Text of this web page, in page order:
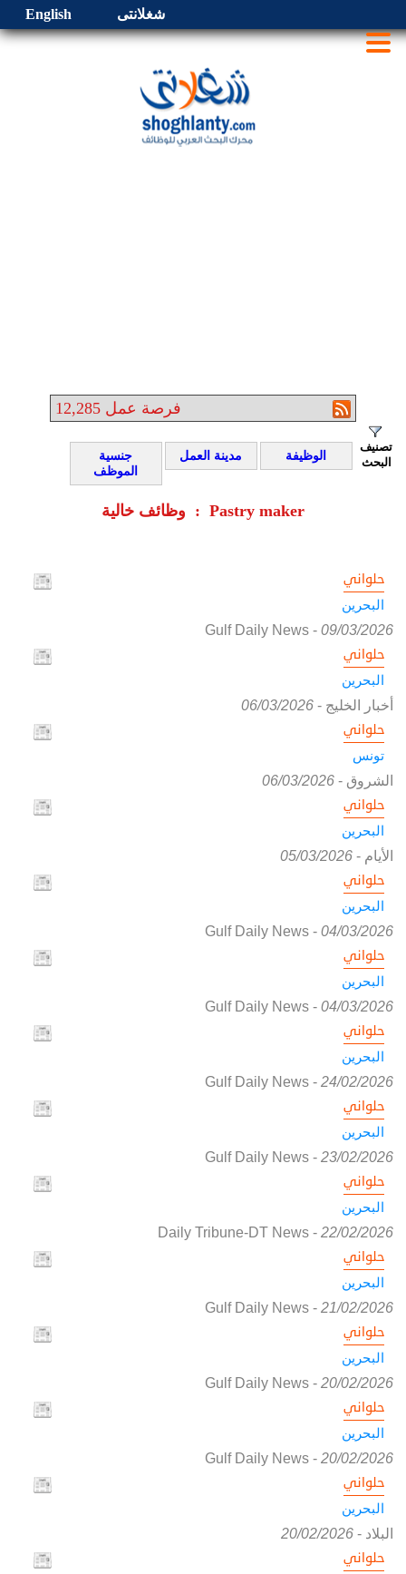
شغلانتى English
12,285 فرصة عمل
تصنيف
البحث
الوظيفة مدينة العمل
جنسية
الموظف
وظائف خالية : Pastry maker
حلواني
البحرين
Gulf Daily News- 09/03/2026
حلواني
البحرين
أخبار الخليج -
06/03/2026
حلواني
تونس
الشروق -
06/03/2026
حلواني
البحرين
الأيام -
05/03/2026
حلواني
البحرين
Gulf Daily News- 04/03/2026
حلواني
البحرين
Gulf Daily News- 04/03/2026
حلواني
البحرين
Gulf Daily News- 24/02/2026
حلواني
البحرين
Gulf Daily News- 23/02/2026
حلواني
البحرين
Daily Tribune-DT News- 22/02/2026
حلواني
البحرين
Gulf Daily News- 21/02/2026
حلواني
البحرين
Gulf Daily News- 20/02/2026
حلواني
البحرين
Gulf Daily News- 20/02/2026
حلواني
البحرين
البلاد -
20/02/2026
حلواني